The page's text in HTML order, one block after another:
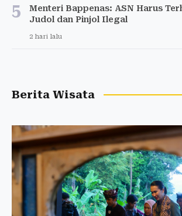
5
Menteri Bappenas: ASN Harus
Judol dan Pinjol Ilegal
2 hari lalu
Berita Wisata